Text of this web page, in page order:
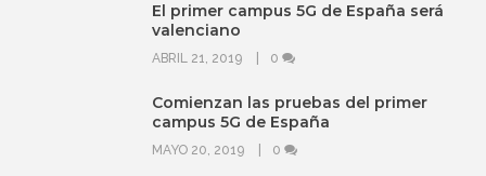
El primer campus 5G de España será
valenciano
ABRIL 21, 2019 0
Comienzan las pruebas del primer
campus 5G de España
MAYO 20, 2019 0